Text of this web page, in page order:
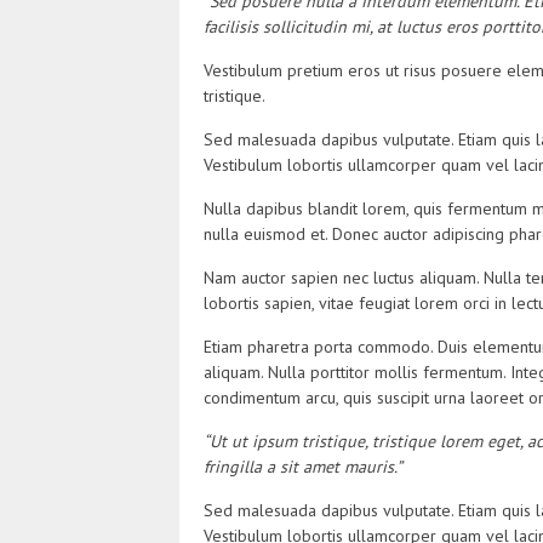
facilisis sollicitudin mi, at luctus eros
Vestibulum pretium eros ut risus posuere
tristique.
Sed malesuada dapibus vulputate. Etiam
Vestibulum lobortis ullamcorper quam vel
Nulla dapibus blandit lorem, quis fermentum
nulla euismod et. Donec auctor adipiscing
Nam auctor sapien nec luctus aliquam. Nulla
lobortis sapien, vitae feugiat lorem orci in
Etiam pharetra porta commodo. Duis
aliquam. Nulla porttitor mollis fermentum.
condimentum arcu, quis suscipit urna laoreet
“Ut ut ipsum tristique, tristique lorem eget,
fringilla a sit amet mauris.”
Sed malesuada dapibus vulputate. Etiam
Vestibulum lobortis ullamcorper quam vel